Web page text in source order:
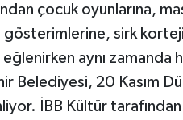
çocuk oyunlarına,
gösterimlerine, sirk
aynı zamanda
Belediyesi, 20 Kasım
İBB Kültür